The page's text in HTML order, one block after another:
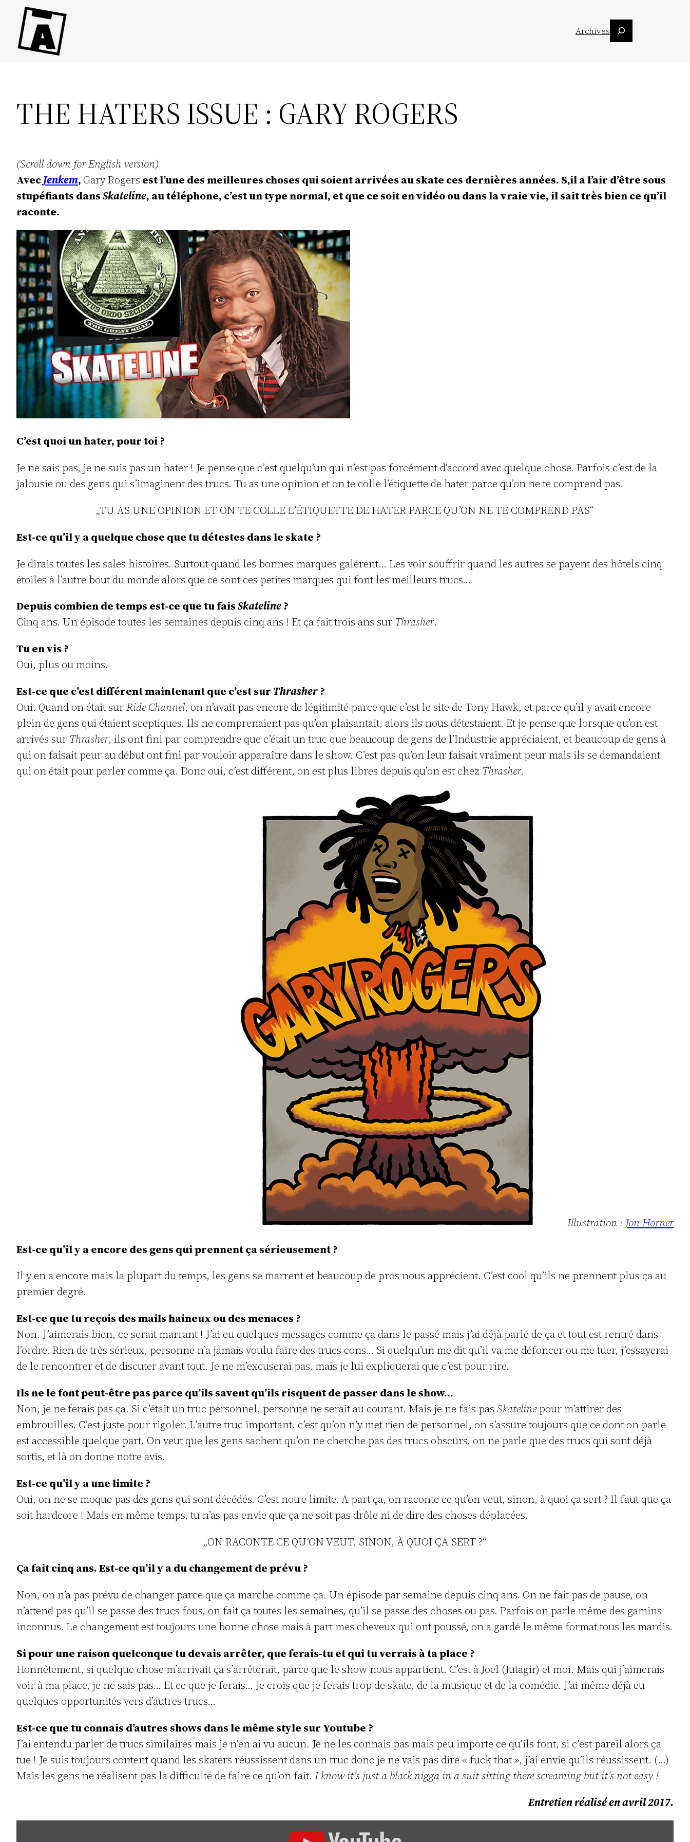
Direkt
Inhalt
wechseln
Archives Suchen
THE HATERS ISSUE : GARY ROGERS
(Scroll down for English version)
AvecJenkem,Gary Rogers est l’une des meilleures choses qui soient arrivées au skate ces dernières années. S‚il a l’air d’être sous
stupéfiants dansSkateline, au téléphone, c’est un type normal, et que ce soit en vidéo ou dans la vraie vie, il sait très bien ce qu’il
raconte.
C’est quoi un hater, pour toi ?
Je ne sais pas, je ne suis pas un hater ! Je pense que c’est quelqu’un qui n’est pas forcément d’accord avec quelque chose. Parfois c’est de la
jalousie ou des gens qui s’imaginent des trucs. Tu as une opinion et on te colle l’étiquette de hater parce qu’on ne te comprend pas.
„TU AS UNE OPINION ET ON TE COLLE L’ÉTIQUETTE DE HATER PARCE QU’ON NE TE COMPREND PAS“
Est-ce qu’il y a quelque chose que tu détestes dans le skate ?
Je dirais toutes les sales histoires. Surtout quand les bonnes marques galèrent… Les voir souffrir quand les autres se payent des hôtels cinq
étoiles à l’autre bout du monde alors que ce sont ces petites marques qui font les meilleurs trucs…
Depuis combien de temps est-ce que tu faisSkateline ?
Cinq ans. Un épisode toutes les semaines depuis cinq ans ! Et ça fait trois ans sur Thrasher.
Tu en vis ?
Oui, plus ou moins.
Est-ce que c’est différent maintenant que c’est sur Thrasher ?
Oui. Quand on était surRide Channel, on n’avait pas encore de légitimité parce que c’est le site de Tony Hawk, et parce qu’il y avait encore
plein de gens qui étaient sceptiques. Ils ne comprenaient pas qu’on plaisantait, alors ils nous détestaient. Et je pense que lorsque qu’on est
arrivés sur Thrasher, ils ont fini par comprendre que c’était un truc que beaucoup de gens de l’Industrie appréciaient, et beaucoup de gens à
qui on faisait peur au début ont fini par vouloir apparaître dans le show. C’est pas qu’on leur faisait vraiment peur mais ils se demandaient
qui on était pour parler comme ça. Donc oui, c’est différent, on est plus libres depuis qu’on est chez Thrasher.
Illustration : Jon Horner
Est-ce qu’il y a encore des gens qui prennent ça sérieusement ?
Il y en a encore mais la plupart du temps, les gens se marrent et beaucoup de pros nous apprécient. C’est cool qu’ils ne prennent plus ça au
premier degré.
Est-ce que tu reçois des mails haineux ou des menaces ?
Non. J’aimerais bien, ce serait marrant ! J’ai eu quelques messages comme ça dans le passé mais j’ai déjà parlé de ça et tout est rentré dans
l’ordre. Rien de très sérieux, personne n’a jamais voulu faire des trucs cons… Si quelqu’un me dit qu’il va me défoncer ou me tuer, j’essayerai
de le rencontrer et de discuter avant tout. Je ne m’excuserai pas, mais je lui expliquerai que c’est pour rire.
Ils ne le font peut-être pas parce qu’ils savent qu’ils risquent de passer dans le show…
Non, je ne ferais pas ça. Si c’était un truc personnel, personne ne serait au courant. Mais je ne fais pas Skatelinepour m’attirer des
embrouilles. C’est juste pour rigoler. L’autre truc important, c’est qu’on n’y met rien de personnel, on s’assure toujours que ce dont on parle
est accessible quelque part. On veut que les gens sachent qu’on ne cherche pas des trucs obscurs, on ne parle que des trucs qui sont déjà
sortis, et là on donne notre avis.
Est-ce qu’il y a une limite ?
Oui, on ne se moque pas des gens qui sont décédés. C’est notre limite. A part ça, on raconte ce qu’on veut, sinon, à quoi ça sert ? Il faut que ça
soit hardcore ! Mais en même temps, tu n’as pas envie que ça ne soit pas drôle ni de dire des choses déplacées.
„ON RACONTE CE QU’ON VEUT, SINON, À QUOI ÇA SERT ?“
Ça fait cinq ans. Est-ce qu’il y a du changement de prévu ?
Non, on n’a pas prévu de changer parce que ça marche comme ça. Un épisode par semaine depuis cinq ans. On ne fait pas de pause, on
n’attend pas qu’il se passe des trucs fous, on fait ça toutes les semaines, qu’il se passe des choses ou pas. Parfois on parle même des gamins
inconnus. Le changement est toujours une bonne chose mais à part mes cheveux qui ont poussé, on a gardé le même format tous les mardis.
Si pour une raison quelconque tu devais arrêter, que ferais-tu et qui tu verrais à ta place ?
Honnêtement, si quelque chose m’arrivait ça s’arrêterait, parce que le show nous appartient. C’est à Joel (Jutagir) et moi. Mais qui j’aimerais
voir à ma place, je ne sais pas… Et ce que je ferais… Je crois que je ferais trop de skate, de la musique et de la comédie. J’ai même déjà eu
quelques opportunités vers d’autres trucs…
Est-ce que tu connais d’autres shows dans le même style sur Youtube ?
J’ai entendu parler de trucs similaires mais je n’en ai vu aucun. Je ne les connais pas mais peu importe ce qu’ils font, si c’est pareil alors ça
tue ! Je suis toujours content quand les skaters réussissent dans un truc donc je ne vais pas dire « fuck that », j’ai envie qu’ils réussissent. (…)
Mais les gens ne réalisent pas la difficulté de faire ce qu’on fait. I know it’s just a black nigga in a suit sitting there screaming but it’s not easy !
Entretien réalisé en avril 2017.